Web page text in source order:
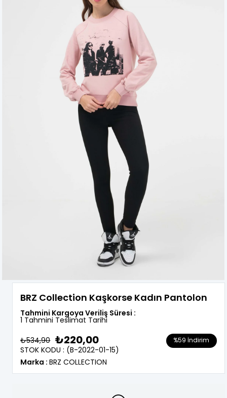
BRZ Collection Kaşkorse Kadın Pantolon
Tahmini Kargoya Veriliş Süresi :
1 Tahmini Teslimat Tarihi
₺534,90 ₺220,00 %59 İndirim
(B-2022-01-15)
STOK KODU
Marka : BRZ COLLECTION